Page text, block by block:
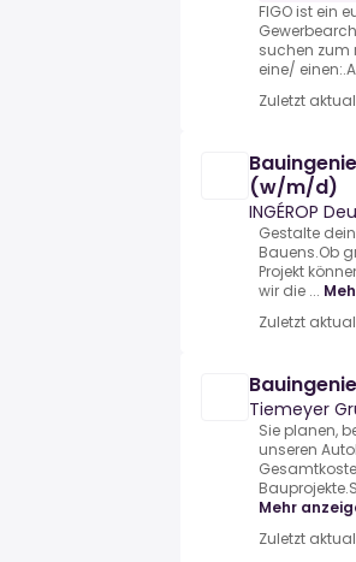
FIGO ist ein
suchen
eine/
Zuletzt
(w/m/d)
INGÉROP
Gestalte
Bauens.Ob
Projekt
wir die ...
Zuletzt
Tiemeyer
Sie planen,
unseren
Mehr
Zuletzt